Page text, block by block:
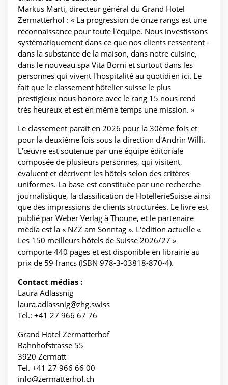
Markus Marti, directeur général du Grand Hotel
Zermatterhof : « La progression de onze rangs est une
reconnaissance pour toute l'équipe. Nous investissons
systématiquement dans ce que nos clients ressentent -
dans la substance de la maison, dans notre cuisine,
dans le nouveau spa Vita Borni et surtout dans les
personnes qui vivent l'hospitalité au quotidien ici. Le
fait que le classement hôtelier suisse le plus
prestigieux nous honore avec le rang 15 nous rend
très heureux et est en même temps une mission. »
Le classement paraît en 2026 pour la 30ème fois et
pour la deuxième fois sous la direction d'Andrin Willi.
L'œuvre est soutenue par une équipe éditoriale
composée de plusieurs personnes, qui visitent,
évaluent et décrivent les hôtels selon des critères
uniformes. La base est constituée par une recherche
journalistique, la classification de HotellerieSuisse ainsi
que des impressions de clients structurées. Le livre est
publié par Weber Verlag à Thoune, et le partenaire
média est la « NZZ am Sonntag ». L'édition actuelle «
Les 150 meilleurs hôtels de Suisse 2026/27 »
comporte 440 pages et est disponible en librairie au
prix de 59 francs (ISBN 978-3-03818-870-4).
Contact médias :
Laura Adlassnig
laura.adlassnig@zhg.swiss
Tel.: +41 27 966 67 76
Grand Hotel Zermatterhof
Bahnhofstrasse 55
3920 Zermatt
Tel. +41 27 966 66 00
info@zermatterhof.ch